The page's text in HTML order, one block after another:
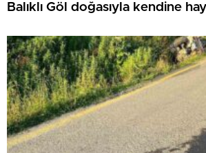
Balıklı Göl doğasıyla kendine